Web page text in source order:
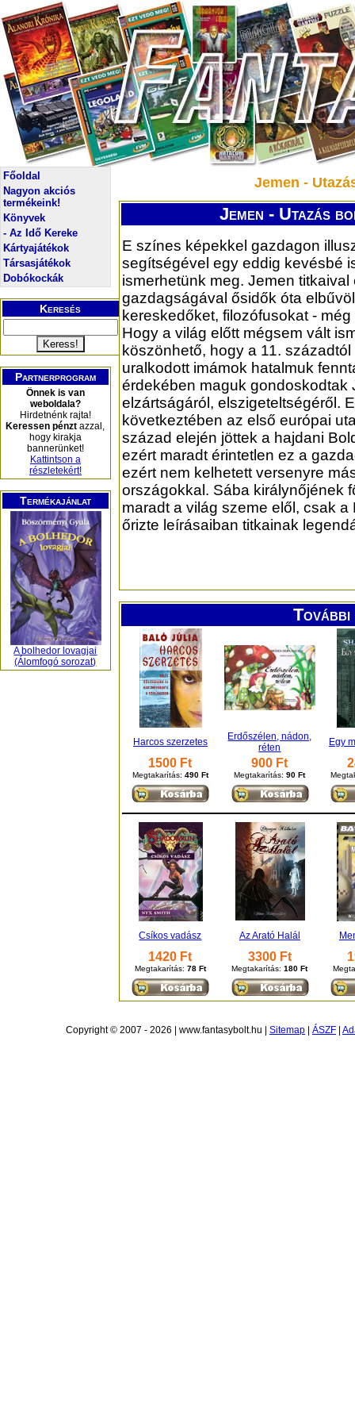
Főoldal
Nagyon akciós
termékeink!
Könyvek
- Az Idő Kereke
Kártyajátékok
Társasjátékok
Dobókockák
Keresés
Partnerprogram
Önnek is van
weboldala?
Hirdetnénk rajta!
Keressen pénzt azzal,
hogy kirakja
bannerünket!
Kattintson a
részletekért!
Termékajánlat
A bolhedor lovagjai
(Álomfogó sorozat)
Jemen -
Jemen - Utazás
E színes képekkel gazdagon
segítségével egy eddig kevésbé
ismerhetünk meg. Jemen titkaival
gazdagságával ősidők óta
kereskedőket, filozófusokat -
Hogy a világ előtt mégsem vált
köszönhető, hogy a 11.
uralkodott imámok hatalmuk
érdekében maguk gondoskodtak
elzártságáról, elszigeteltségéről.
következtében az első európai
század elején jöttek a hajdani
ezért maradt érintetlen ez a
ezért nem kelhetett versenyre
országokkal. Sába királynőjének
maradt a világ szeme elől, csak a
őrizte leírásaiban titkainak
Harcos szerzetes
Erdőszélen, nádon,
réten
Egy
1500 Ft
Megtakarítás: 490 Ft
900 Ft
Megtakarítás:90 Ft
Csíkos vadász Az Arató Halál
1420 Ft
Megtakarítás: 78 Ft
3300 Ft
Megtakarítás:180 Ft
Copyright © 2007 - 2026 | www.fantasybolt.hu | Sitemap ÁSZF